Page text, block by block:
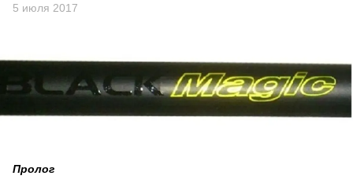
5 июля 2017
Пролог